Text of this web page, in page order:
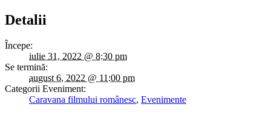
Detalii
Începe:
iulie 31, 2022 @ 8:30 pm
Se termină:
august 6, 2022 @ 11:00 pm
Categorii Eveniment:
Caravana filmului românesc, Evenimente